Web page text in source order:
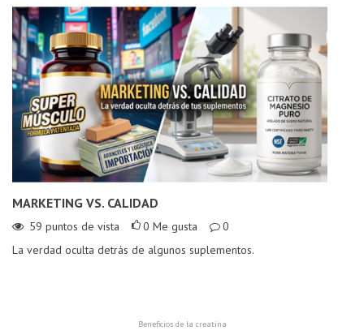
MARKETING VS. CALIDAD
59 puntos de vista 0 Me gusta
0
La verdad oculta detrás de algunos suplementos.
Beneficios de la creatina